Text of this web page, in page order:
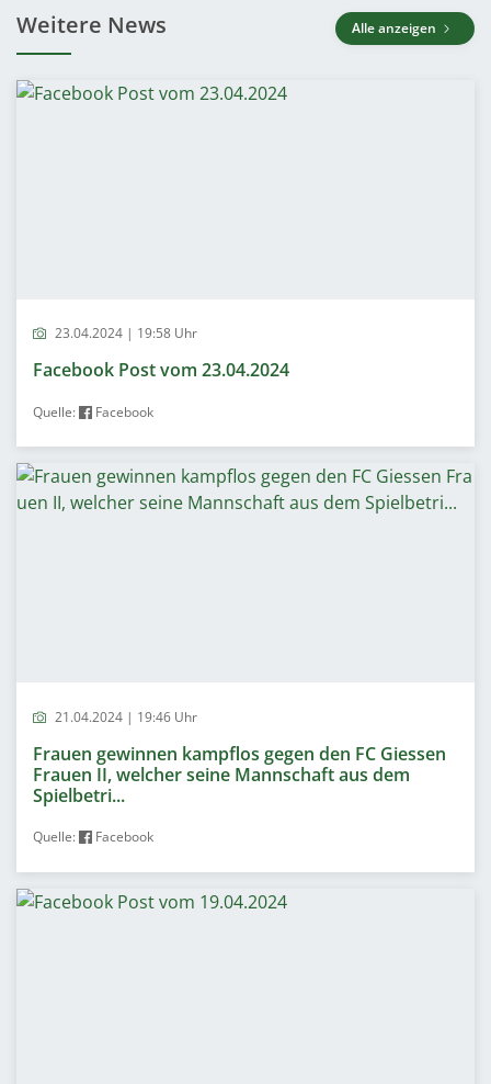
Weitere News Alle anzeigen
23.04.2024 | 19:58 Uhr
Facebook Post vom 23.04.2024
Quelle: Facebook
21.04.2024 | 19:46 Uhr
Frauen gewinnen kampflos gegen den FC Giessen
Frauen II, welcher seine Mannschaft aus dem
Spielbetri...
Quelle: Facebook